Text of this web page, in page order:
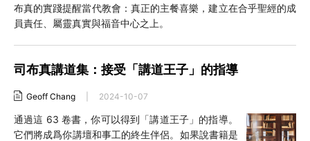
布真的實踐提醒當代教會：真正的主餐喜樂，建立在合乎聖經的成
員責任、屬靈真實與福音中心之上。
司布真講道集：接受「講道王子」的指導
Geoff Chang 2024-10-07
通過這 63 卷書，你可以得到「講道王子」的指導。
它們將成爲你講壇和事工的終生伴侶。如果說書籍是